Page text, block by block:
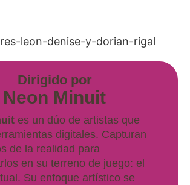
Dirigido por
Neon Minuit
es un dúo de artistas que
digitales. Capturan
de la realidad para
en su terreno de juego: el
Su enfoque artístico se